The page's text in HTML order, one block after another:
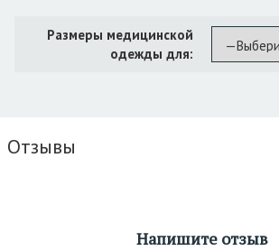
Размеры медицинской
одежды для:
Отзывы
Напишите отзыв